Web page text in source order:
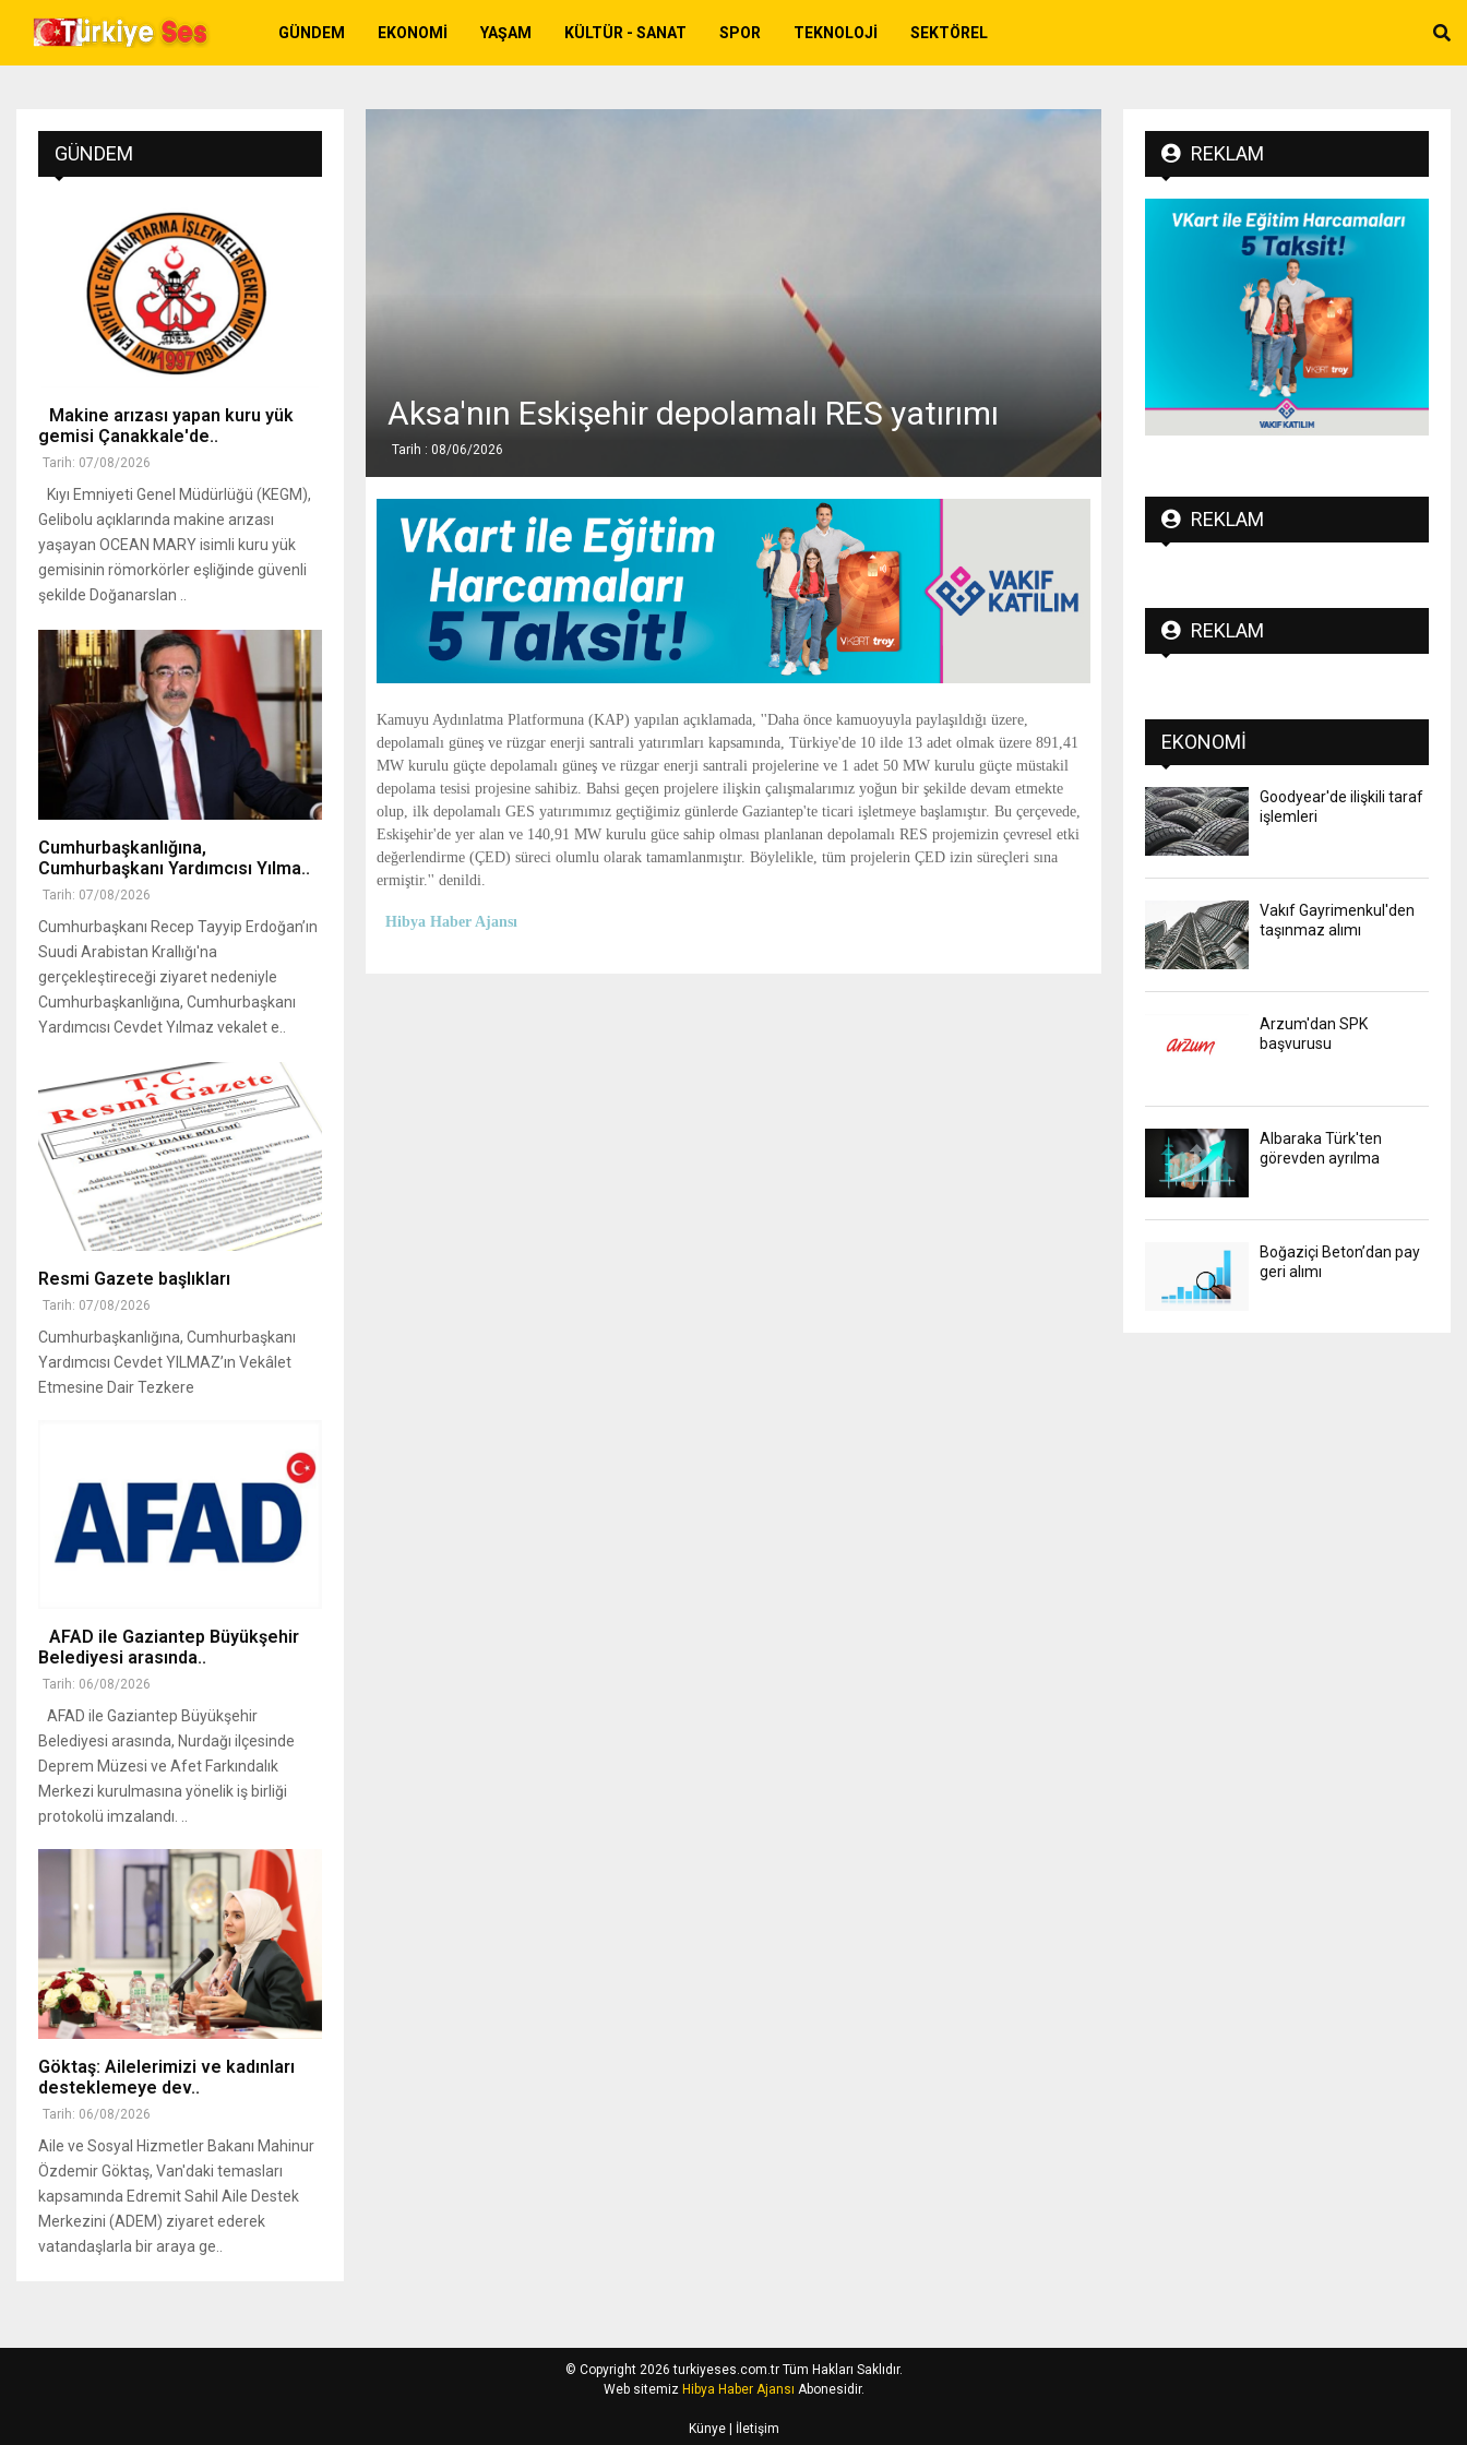
GÜNDEM EKONOMI YAŞAM KÜLTÜR - SANAT SPOR TEKNOLOJI SEKTÖREL
Aksa'nın Eskişehir depolamalı RES yatırımı
Tarih : 08/06/2026
Kamuyu Aydınlatma Platformuna (KAP) yapılan açıklamada, ''Daha önce kamuoyuyla paylaşıldığı üzere,
depolamalı güneş ve rüzgar enerji santrali yatırımları kapsamında, Türkiye'de 10 ilde 13 adet olmak üzere 891,41
MW kurulu güçte depolamalı güneş ve rüzgar enerji santrali projelerine ve 1 adet 50 MW kurulu güçte müstakil
depolama tesisi projesine sahibiz. Bahsi geçen projelere ilişkin çalışmalarımız yoğun bir şekilde devam etmekte
olup, ilk depolamalı GES yatırımımız geçtiğimiz günlerde Gaziantep'te ticari işletmeye başlamıştır. Bu çerçevede,
Eskişehir'de yer alan ve 140,91 MW kurulu güce sahip olması planlanan depolamalı RES projemizin çevresel etki
değerlendirme (ÇED) süreci olumlu olarak tamamlanmıştır. Böylelikle, tüm projelerin ÇED izin süreçleri sına
ermiştir.'' denildi.
Hibya Haber Ajansı
GÜNDEM
Makine arızası yapan kuru yük
gemisi Çanakkale'de..
Tarih: 07/08/2026
Kıyı Emniyeti Genel Müdürlüğü (KEGM),
Gelibolu açıklarında makine arızası
yaşayan OCEAN MARY isimli kuru yük
gemisinin römorkörler eşliğinde güvenli
şekilde Doğanarslan ..
Cumhurbaşkanlığına,
Cumhurbaşkanı Yardımcısı Yılma..
Tarih: 07/08/2026
Cumhurbaşkanı Recep Tayyip Erdoğan’ın
Suudi Arabistan Krallığı'na
gerçekleştireceği ziyaret nedeniyle
Cumhurbaşkanlığına, Cumhurbaşkanı
Yardımcısı Cevdet Yılmaz vekalet e..
Resmi Gazete başlıkları
Tarih: 07/08/2026
Cumhurbaşkanlığına, Cumhurbaşkanı
Yardımcısı Cevdet YILMAZ’ın Vekâlet
Etmesine Dair Tezkere
AFAD ile Gaziantep Büyükşehir
Belediyesi arasında..
Tarih: 06/08/2026
AFAD ile Gaziantep Büyükşehir
Belediyesi arasında, Nurdağı ilçesinde
Deprem Müzesi ve Afet Farkındalık
Merkezi kurulmasına yönelik iş birliği
protokolü imzalandı. ..
Göktaş: Ailelerimizi ve kadınları
desteklemeye dev..
Tarih: 06/08/2026
Aile ve Sosyal Hizmetler Bakanı Mahinur
Özdemir Göktaş, Van'daki temasları
kapsamında Edremit Sahil Aile Destek
Merkezini (ADEM) ziyaret ederek
vatandaşlarla bir araya ge..
REKLAM
REKLAM
REKLAM
EKONOMI
Goodyear'de ilişkili taraf
işlemleri
Vakıf Gayrimenkul'den
taşınmaz alımı
Arzum'dan SPK
başvurusu
Albaraka Türk'ten
görevden ayrılma
Boğaziçi Beton’dan pay
geri alımı
© Copyright 2026 turkiyeses.com.tr Tüm Hakları Saklıdır.
Web sitemiz Hibya Haber Ajansı Abonesidir.
Künye| İletişim